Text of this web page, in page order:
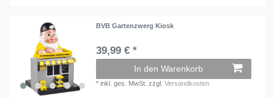
BVB Gartenzwerg Kiosk
39,99 € *
In den Warenkorb
*inkl. ges. MwSt. zzgl.Versandkosten